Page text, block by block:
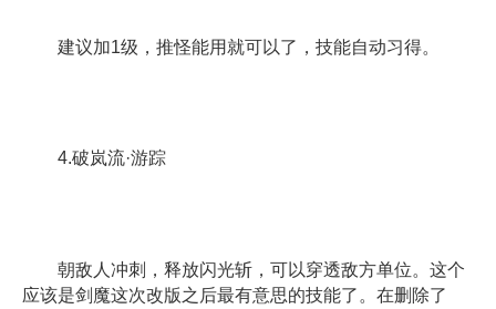
建议加1级，推怪能用就可以了，技能自动习得。
4.破岚流·游踪
朝敌人冲刺，释放闪光斩，可以穿透敌方单位。这个
应该是剑魔这次改版之后最有意思的技能了。在删除了